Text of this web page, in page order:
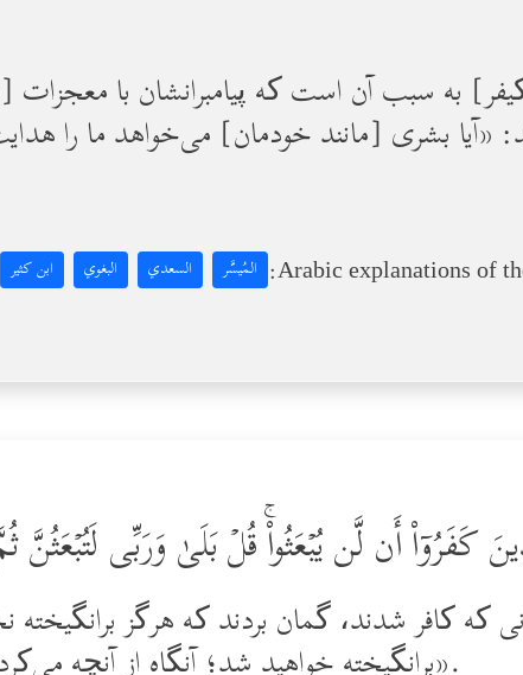
به سبب آن است که پیامبرانشان با معجزات
«آیا بشری [مانند خودمان] می‌خواهد ما را
Arabic explanations of المُيسَّر السعدي البغوي ابن كثير
كَفَرُوۤاْ أَن لَّن یُبۡعَثُواْۚ قُلۡ بَلَىٰ وَرَبِّی لَتُبۡعَثُنَّ
‌که کافر شدند، گمان بردند که هرگز